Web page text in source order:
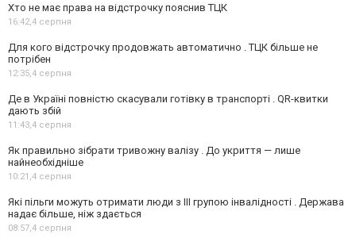
Хто не має права на відстрочку пояснив ТЦК
16:42,4 серпня
Для кого відстрочку продовжать автоматично . ТЦК більше не
потрібен
12:35,4 серпня
Де в Україні повністю скасували готівку в транспорті . QR-квитки
дають збій
11:43,4 серпня
Як правильно зібрати тривожну валізу . До укриття — лише
найнеобхідніше
10:21,4 серпня
Які пільги можуть отримати люди з III групою інвалідності . Держава
надає більше, ніж здається
08:57,4 серпня